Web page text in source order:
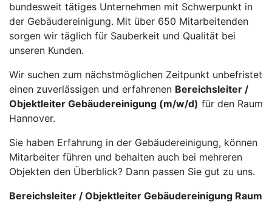
bundesweit tätiges Unternehmen mit Schwerpunkt in
der Gebäudereinigung. Mit über 650 Mitarbeitenden
sorgen wir täglich für Sauberkeit und Qualität bei
unseren Kunden.
Wir suchen zum nächstmöglichen Zeitpunkt unbefristet
einen zuverlässigen und erfahrenen Bereichsleiter /
Objektleiter Gebäudereinigung (m/w/d) für den Raum
Hannover.
Sie haben Erfahrung in der Gebäudereinigung, können
Mitarbeiter führen und behalten auch bei mehreren
Objekten den Überblick? Dann passen Sie gut zu uns.
Bereichsleiter / Objektleiter Gebäudereinigung Raum